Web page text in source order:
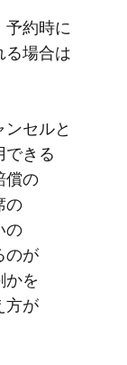
予約時に​​
る​​場合は​​
セルと​​
できる​​
償の​​
の​​
の​​
のが​​
かを​​
方が​​